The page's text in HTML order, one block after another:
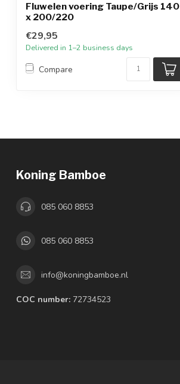
Fluwelen voering Taupe/Grijs 140
x 200/220
€29,95
Delivered in 1–2 business days
Compare
Koning Bamboe
085 060 8853
085 060 8853
info@koningbamboe.nl
COC number: 72734523